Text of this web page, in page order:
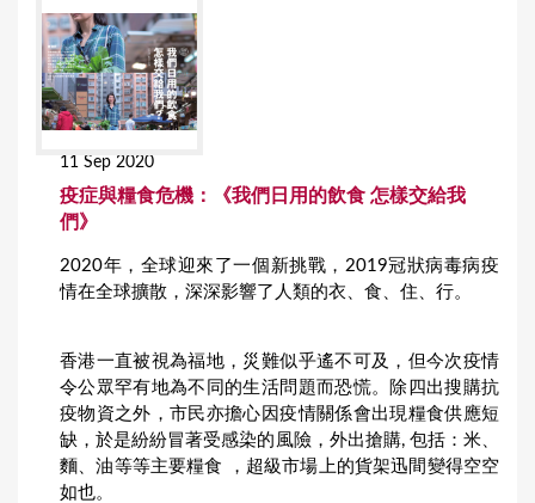
11 Sep 2020
疫症與糧食危機：《我們日用的飲食 怎樣交給我
們》
2020年，全球迎來了一個新挑戰，2019冠狀病毒病疫
情在全球擴散，深深影響了人類的衣、食、住、行。
香港一直被視為福地，災難似乎遙不可及，但今次疫情
令公眾罕有地為不同的生活問題而恐慌。除四出搜購抗
疫物資之外，市民亦擔心因疫情關係會出現糧食供應短
缺，於是紛紛冒著受感染的風險，外出搶購, 包括：米、
麵、油等等主要糧食 ，超級市場上的貨架迅間變得空空
如也。